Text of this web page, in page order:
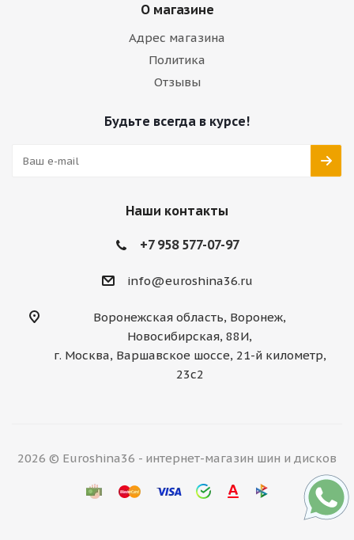
О магазине
Адрес магазина
Политика
Отзывы
Будьте всегда в курсе!
Наши контакты
+7 958 577-07-97
info@euroshina36.ru
Воронежская область, Воронеж,
Новосибирская, 88И,
г. Москва, Варшавское шоссе, 21-й километр,
23с2
2026 © Euroshina36 - интернет-магазин шин и дисков